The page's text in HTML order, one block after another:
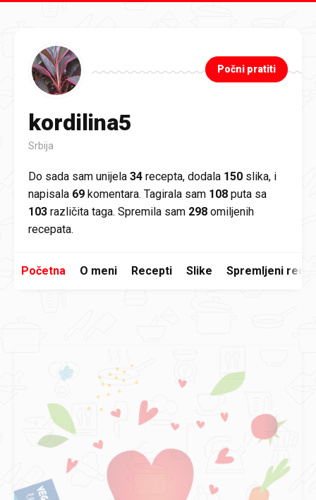
kordilina5
Srbija
Počni pratiti
Do sada sam unijela 34 recepta, dodala 150 slika, i
napisala 69 komentara. Tagirala sam 108 puta sa
103 različita taga. Spremila sam 298 omiljenih
recepata.
Početna O meni Recepti Slike Spremljeni